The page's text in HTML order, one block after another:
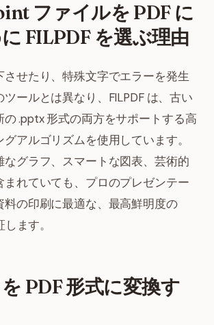
ファイルを PDF に
FILPDF を選ぶ理由
させたり、特殊文字でエラーを発生
ールとは異なり、FILPDF は、古い
.pptx 形式の両方をサポートする高
アルゴリズムを使用しています。
なグラフ、スマートな図表、芸術的
まれていても、プロのプレゼンテー
料の印刷に最適な、最高鮮明度の
ます。
PDF 形式に変換す